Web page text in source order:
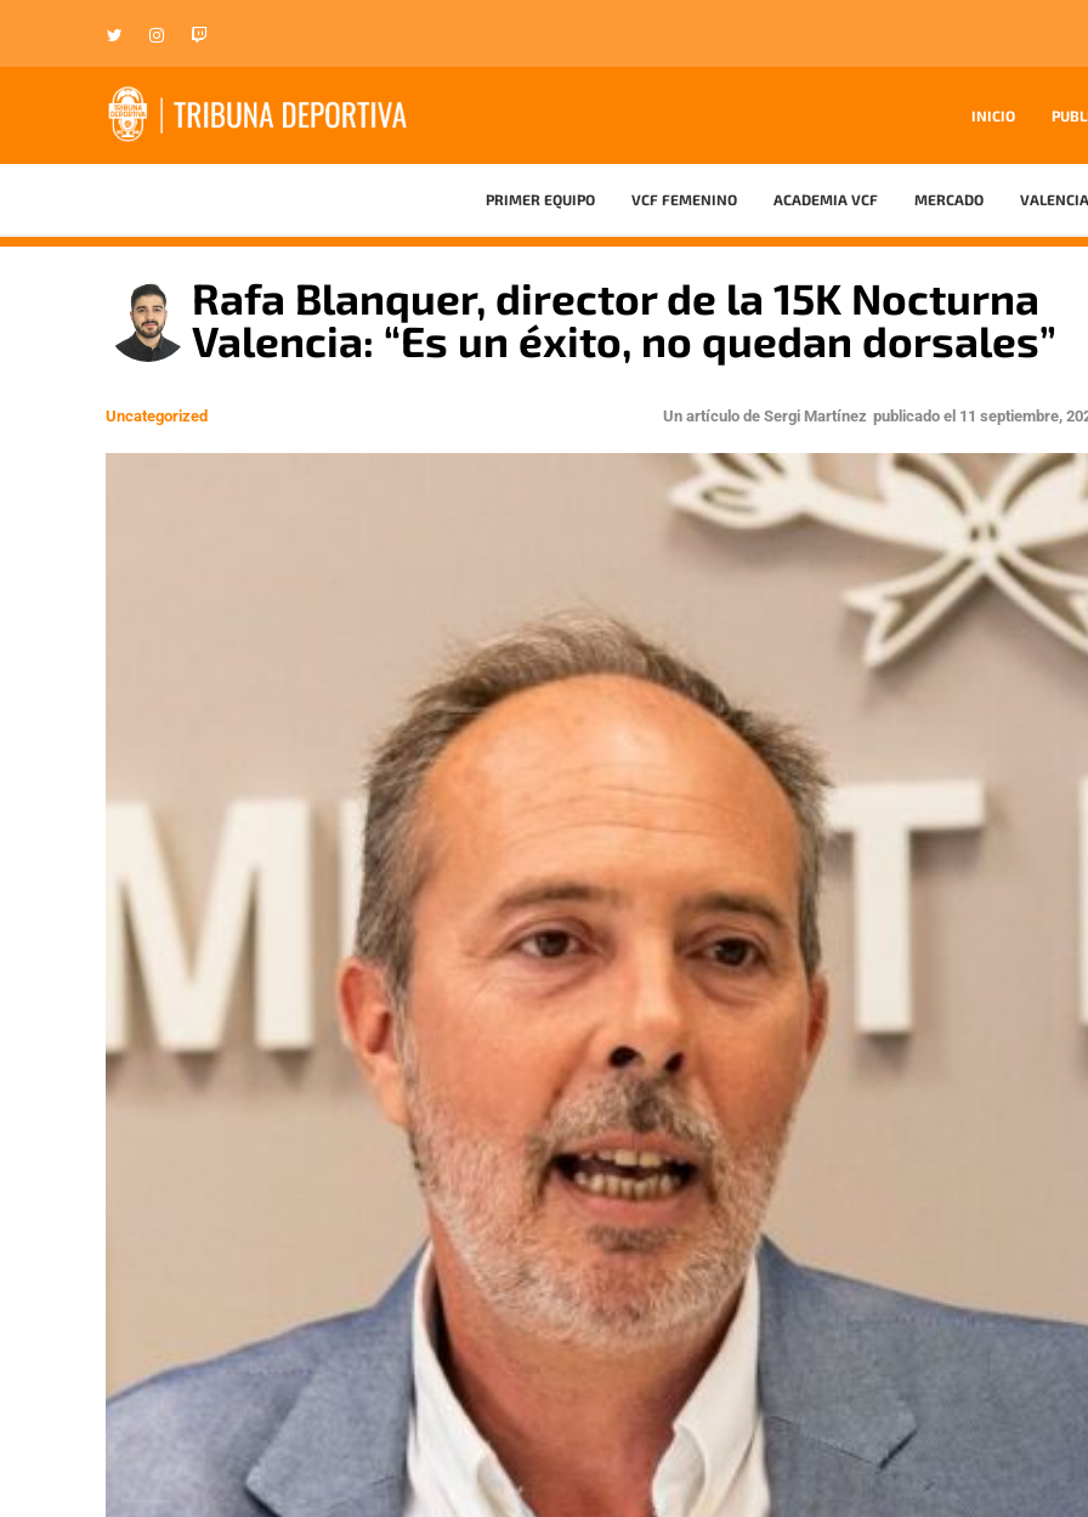
INICIO
PRIMER EQUIPO VCF FEMENINO ACADEMIA VCF MERCADO
Rafa Blanquer, director de la 15K Nocturna
Valencia: “Es un éxito, no quedan dorsales”
Uncategorized Un artículo de Sergi Martínez publicado el 11 septiembre,